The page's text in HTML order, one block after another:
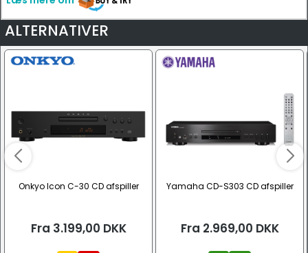
ALTERNATIVER
Onkyo Icon C-30 CD afspiller
Fra 3.199,00 DKK
Yamaha CD-S303 CD afspiller
Fra 2.969,00 DKK